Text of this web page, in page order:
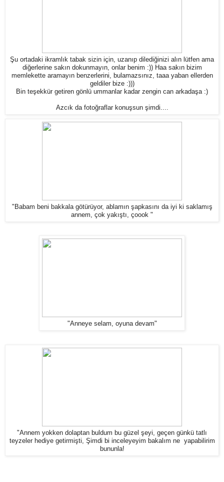
Şu ortadaki ikramlık tabak sizin için, uzanıp dilediğinizi alın lütfen ama
diğerlerine sakın dokunmayın, onlar benim :)) Haa sakın bizim
memlekette aramayın benzerlerini, bulamazsınız, taaa yaban ellerden
geldiler bize :)))
Bin teşekkür getiren gönlü ummanlar kadar zengin can arkadaşa :)
Azcık da fotoğraflar konuşsun şimdi....
"Babam beni bakkala götürüyor, ablamın şapkasını da iyi ki saklamış
annem, çok yakıştı, çoook "
"Anneye selam, oyuna devam"
"Annem yokken dolaptan buldum bu güzel şeyi, geçen günkü tatlı
teyzeler hediye getirmişti, Şimdi bi inceleyeyim bakalım ne yapabilirim
bununla!